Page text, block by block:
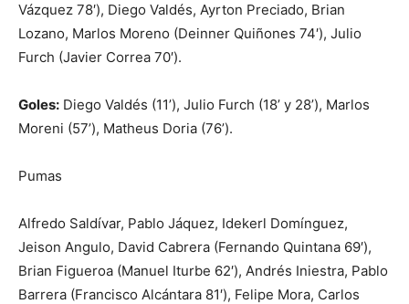
Vázquez 78′), Diego Valdés, Ayrton Preciado, Brian
Lozano, Marlos Moreno (Deinner Quiñones 74′), Julio
Furch (Javier Correa 70′).
Goles: Diego Valdés (11’), Julio Furch (18’ y 28’), Marlos
Moreni (57’), Matheus Doria (76’).
Pumas
Alfredo Saldívar, Pablo Jáquez, Idekerl Domínguez,
Jeison Angulo, David Cabrera (Fernando Quintana 69′),
Brian Figueroa (Manuel Iturbe 62′), Andrés Iniestra, Pablo
Barrera (Francisco Alcántara 81′), Felipe Mora, Carlos